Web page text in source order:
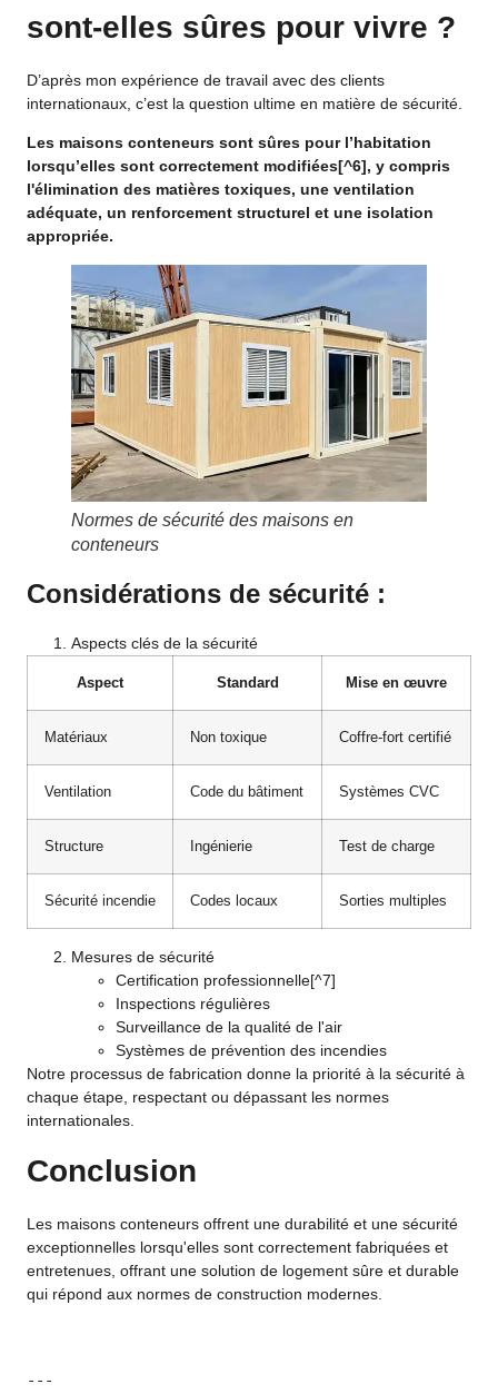
sont-elles sûres pour vivre ?
D’après mon expérience de travail avec des clients
internationaux, c’est la question ultime en matière de sécurité.
Les maisons conteneurs sont sûres pour l’habitation
lorsqu’elles sont correctement modifiées[^6], y compris
l'élimination des matières toxiques, une ventilation
adéquate, un renforcement structurel et une isolation
appropriée.
Normes de sécurité des maisons en
conteneurs
Considérations de sécurité :
Aspects clés de la sécurité
Aspect Standard Mise en œuvre
Matériaux Non toxique Coffre-fort certifié
Ventilation Code du bâtiment Systèmes CVC
Structure Ingénierie Test de charge
Sécurité incendie Codes locaux Sorties multiples
Mesures de sécurité
Certification professionnelle[^7]
Inspections régulières
Surveillance de la qualité de l'air
Systèmes de prévention des incendies
Notre processus de fabrication donne la priorité à la sécurité à
chaque étape, respectant ou dépassant les normes
internationales.
Conclusion
Les maisons conteneurs offrent une durabilité et une sécurité
exceptionnelles lorsqu'elles sont correctement fabriquées et
entretenues, offrant une solution de logement sûre et durable
qui répond aux normes de construction modernes.
---